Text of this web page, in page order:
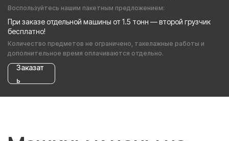
Воспользуйтесь нашим пакетным предложением:
При заказе отдельной машины от 1.5 тонн — второй грузчик
бесплатно!
Количество предметов не ограничено, такелажные работы и
дополнительное время оплачиваются отдельно.
Заказат
ь